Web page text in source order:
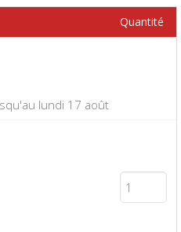
lundi 17 août
Quantité